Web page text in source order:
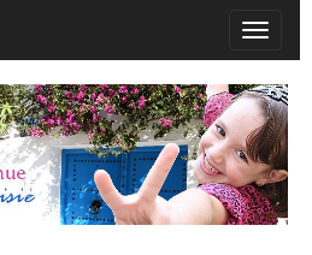
T
o
g
g
l
e
n
a
v